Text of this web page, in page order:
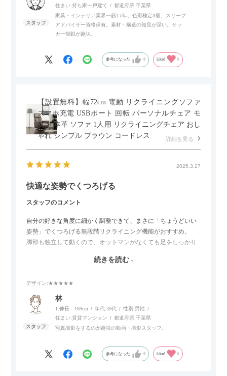
サイドボードとして多目的な用途に対応しています。
また、扉は横方向へのスライド式となっているので開閉時のス
ペースを最小限に抑えられ、省スペースでご利用いただけるの
住まい:持ち家一戸建て 都道府県:千葉県
家具・インテリア業界一筋17年。色彩検定3級、スリープ
アドバイザー資格保有。素材・構造の知見が深い。サッ
カー観戦が趣味。
参考になった 0 Like! 0
【設置無料】幅72cm 電動 リクライニングソファ
スマホ充電 USBポート 回転 パーソナルチェア モ
ダン 本革 ソファ 1人用 リクライニングチェア おし
ゃれ シンプル ブラウン コードレス
詳細を見る
2025.3.27
快適な姿勢でくつろげる
スタッフのコメント
自分の好きな角度に細かく調整できて、まさに「ちょうどいい
姿勢」でくつろげる無段階リクライニング機能がおすすめ。
脚部も独立して動くので、オットマンがなくても足をしっかり
スマホやタブレットを充電しながらリラックスできるのが嬉し
個人的にはコードレス＆充電式なので、コンセントの場所を気
にせず、好きな場所に置けるのが画期的に感じました。
続きを読む
デザイン:★★★★★
林
1:伸長：169cm 年代:30代 性別:男性
住まい:賃貸マンション 都道府県:千葉県
写真撮影をするのが趣味の動画・撮影スタッフ。
参考になった 0 Like! 0